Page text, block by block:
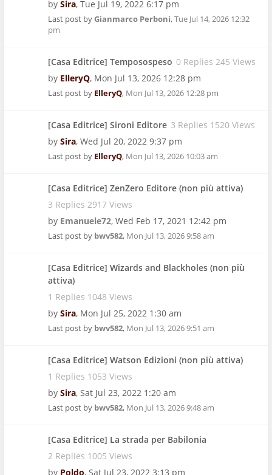
by Sira, Tue Jul 19, 2022 6:17 pm
Last post byGianmarco Perboni,Tue Jul 14, 2026 12:32
pm
[Casa Editrice] Temposospeso 0 Replies 245 Views
by ElleryQ, Mon Jul 13, 2026 12:28 pm
Last post by ElleryQ, Mon Jul 13, 2026 12:28 pm
[Casa Editrice] Sironi Editore 3 Replies 1520 Views
by Sira, Wed Jul 20, 2022 9:37 pm
Last post by ElleryQ, Mon Jul 13, 2026 10:03 am
[Casa Editrice] ZenZero Editore (non più attiva)
3 Replies 2917 Views
by Emanuele72, Wed Feb 17, 2021 12:42 pm
Last post by bwv582, Mon Jul 13, 2026 9:58 am
[Casa Editrice] Wizards and Blackholes (non più
attiva)
1 Replies 1048 Views
by Sira, Mon Jul 25, 2022 1:30 am
Last post by bwv582, Mon Jul 13, 2026 9:51 am
[Casa Editrice] Watson Edizioni (non più attiva)
1 Replies 1053 Views
by Sira, Sat Jul 23, 2022 1:20 am
Last post by bwv582, Mon Jul 13, 2026 9:48 am
[Casa Editrice] La strada per Babilonia
2 Replies 1005 Views
by Poldo, Sat Jul 23, 2022 3:13 pm